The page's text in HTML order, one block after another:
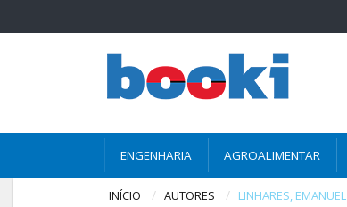
ENGENHARIA AGROALIMENTAR
INÍCIO AUTORES LINHARES, EMANUEL